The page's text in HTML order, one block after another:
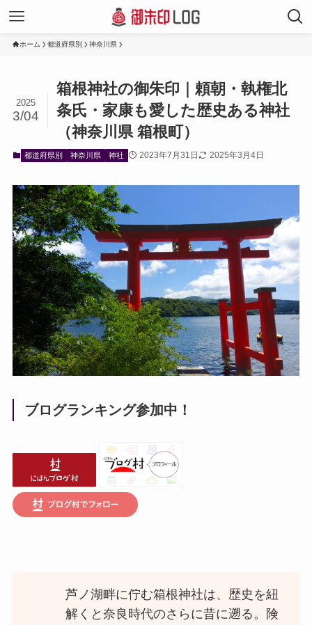
ホーム 都道府県別 神奈川県
箱根神社の御朱印｜頼朝・執権北
条氏・家康も愛した歴史ある神社
（神奈川県 箱根町）
2025
3/04
都道府県別 神奈川県 神社 2023年7月31日 2025年3月4日
ブログランキング参加中！
芦ノ湖畔に佇む箱根神社は、歴史を紐
解くと奈良時代のさらに昔に遡る。険